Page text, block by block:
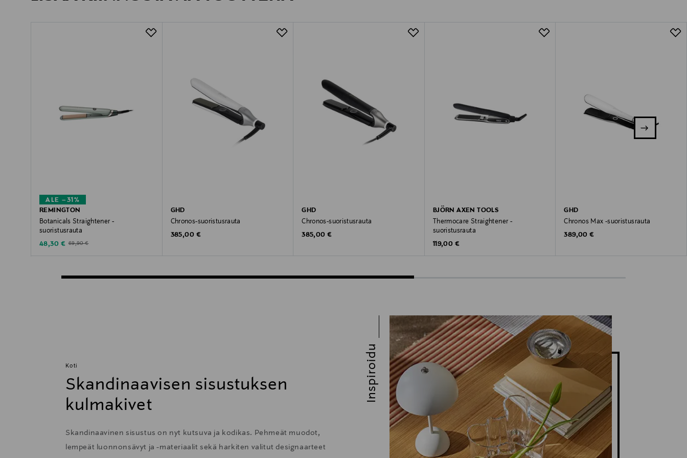
ALE –31%
REMINGTON
Botanicals Straightener -
suoristusrauta
Discounted Price
48,30 € Original Price
69,90 €
GHD
Chronos-suoristusrauta
Original Price
385,00 €
GHD
Chronos-suoristusrauta
Original Price
385,00 €
BJÖRN AXEN TOOLS
Thermocare Straightener -
suoristusrauta
Original Price
119,00 €
GHD
Chronos Max -suoristusrauta
Original Price
389,00 €
Koti
Skandinaavisen sisustuksen
kulmakivet
Skandinaavinen sisustus on nyt kutsuva ja kodikas. Pehmeät muodot,
lempeät luonnonsävyt ja -materiaalit sekä harkiten valitut designaarteet
Inspiroidu